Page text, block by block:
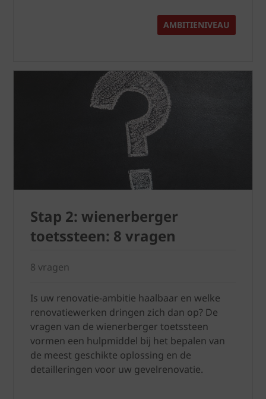
AMBITIENIVEAU
Stap 2: wienerberger
toetssteen: 8 vragen
8 vragen
Is uw renovatie-ambitie haalbaar en welke
renovatiewerken dringen zich dan op? De
vragen van de wienerberger toetssteen
vormen een hulpmiddel bij het bepalen van
de meest geschikte oplossing en de
detailleringen voor uw gevelrenovatie.